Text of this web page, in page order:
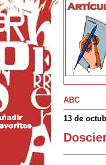
ABC
13 de